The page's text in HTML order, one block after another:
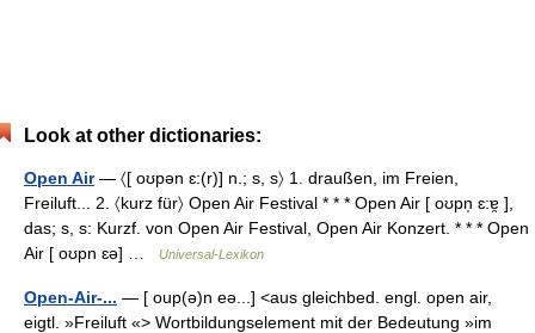
Look at other dictionaries:
Open Air— 〈[ oʊpən ɛ:(r)] n.; s, s〉 1. draußen, im Freien,
Freiluft... 2. 〈kurz für〉 Open Air Festival * * * Open Air [ oʊpn̩ ɛ:ɐ̯ ],
das; s, s: Kurzf. von Open Air Festival, Open Air Konzert. * * * Open
Air [ oʊpn ɛə] …
Universal-Lexikon
Open-Air-... — [ oup(ə)n eə...] <aus gleichbed. engl. open air,
eigtl. »Freiluft «> Wortbildungselement mit der Bedeutung »im